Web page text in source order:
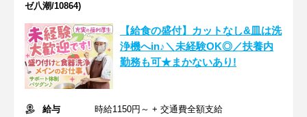
ゼ八潮/10864)
【給食の盛付】カットなし&皿は洗
浄機へin♪＼未経験OK◎／扶養内
勤務も可★まかないあり!
給与
時給1150円～ + 交通費全額支給